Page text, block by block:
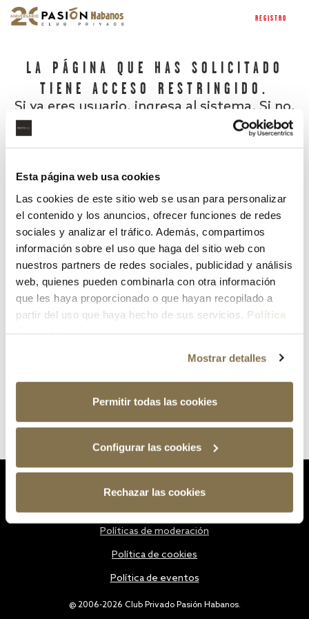
Esta página web usa cookies
Las cookies de este sitio web se usan para personalizar
el contenido y los anuncios, ofrecer funciones de redes
sociales y analizar el tráfico. Además, compartimos
información sobre el uso que haga del sitio web con
nuestros partners de redes sociales, publicidad y análisis
web, quienes pueden combinarla con otra información
que les haya proporcionado o que hayan recopilado a
partir del uso que haya hecho de sus servicios. Política
Mostrar detalles
Permitir todas las cookies
Configurar las cookies
Rechazar las cookies
REGISTRO
LA PÁGINA QUE HAS SOLICITADO
TIENE ACCESO RESTRINGIDO.
Si ya eres usuario, ingresa al sistema. Si no,
¿Has olvidado tu contraseña?
@ 2006-2026 Club Privado Pasión Habanos.
Políticas de moderación
Política de cookies
Política de eventos